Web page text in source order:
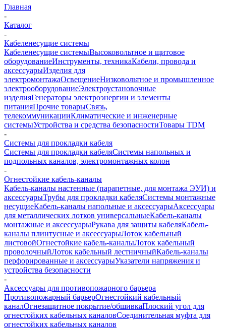
Главная
-
Каталог
-
Кабеленесущие системы
Кабеленесущие системыВысоковольтное и щитовое
оборудованиеИнструменты, техникаКабели, провода и
аксессуарыИзделия для
электромонтажаОсвещениеНизковольтное и промышленное
электрооборудованиеЭлектроустановочные
изделияГенераторы электроэнергии и элементы
питанияПрочие товарыСвязь,
телекоммуникацииКлиматические и инженерные
системыУстройства и средства безопасностиТовары TDM
-
Системы для прокладки кабеля
Системы для прокладки кабеляСистемы напольных и
подпольных каналов, электромонтажных колон
-
Огнестойкие кабель-каналы
Кабель-каналы настенные (парапетные, для монтажа ЭУИ) и
аксессуарыТрубы для прокладки кабеляСистемы монтажные
несущиеКабель-каналы напольные и аксессуарыАксессуары
для металлических лотков универсальныеКабель-каналы
монтажные и аксессуарыРукава для защиты кабеляКабель-
каналы плинтусные и аксессуарыЛоток кабельный
листовойОгнестойкие кабель-каналыЛоток кабельный
проволочныйЛоток кабельный лестничныйКабель-каналы
перфорированные и аксессуарыУказатели напряжения и
устройства безопасности
-
Аксессуары для противопожарного барьера
Противопожарный барьерОгнестойкий кабельный
каналОгнезащитное покрытие/обшивкаПлоский угол для
огнестойких кабельных каналовСоединительная муфта для
огнестойких кабельных каналов